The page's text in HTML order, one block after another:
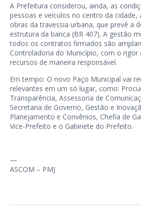
A Prefeitura considerou, ainda, as
pessoas e veículos no centro da cidade,
obras da travessia urbana, que prevê a
estrutura da banca (BR 407). A gestão
todos os contratos firmados são
Controladoria do Município, com o rigor
recursos de maneira responsável.
Em tempo: O novo Paço Municipal vai
relevantes em um só lugar, como:
Transparência, Assessoria de
Secretaria de Governo, Gestão e
Planejamento e Convênios, Chefia de
Vice-Prefeito e o Gabinete do Prefeito.
—
ASCOM – PMJ